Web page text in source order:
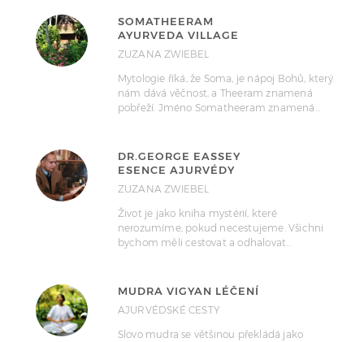
SOMATHEERAM
AYURVEDA VILLAGE
ZUZANA ZWIEBEL
Mytologie říká, že Soma, je nápoj Bohů, který
nám dává věčnost, a Theeram znamená
pobřeží. Jméno Somatheeram znamená…
DR.GEORGE EASSEY
ESENCE AJURVÉDY
ZUZANA ZWIEBEL
Život je jako kniha mystérií, které
nerozumíme, pokud necestujeme. Všichni
bychom měli cestovat a odhalovat…
MUDRA VIGYAN LÉČENÍ
AJURVÉDSKÉ CESTY
Slovo mudra se většinou překládá jako